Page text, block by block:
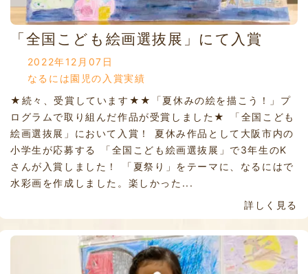
「全国こども絵画選抜展」にて入賞
2022年12月07日
なるには園児の入賞実績
★続々、受賞しています★★「夏休みの絵を描こう！」プ
ログラムで取り組んだ作品が受賞しました★ 「全国こども
絵画選抜展」において入賞！ 夏休み作品として大阪市内の
小学生が応募する 「全国こども絵画選抜展」で3年生のK
さんが入賞しました！ 「夏祭り」をテーマに、なるにはで
水彩画を作成しました。楽しかった...
詳しく見る